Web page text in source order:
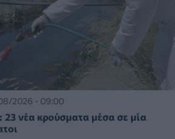
2026 - 09:00
23 νέα κρούσματα μέσα σε μία